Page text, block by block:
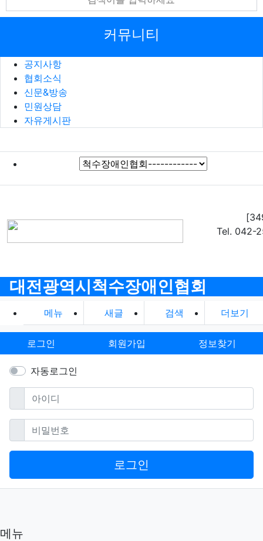
커뮤니티
공지사항
협회소식
신문&방송
민원상담
자유게시판
Tel. 042-
대전광역시척수장애인협회
메뉴 새글 검색 더보기
로그인 회원가입 정보찾기
자동로그인
아이디필수
비밀번호필수
로그인
메뉴